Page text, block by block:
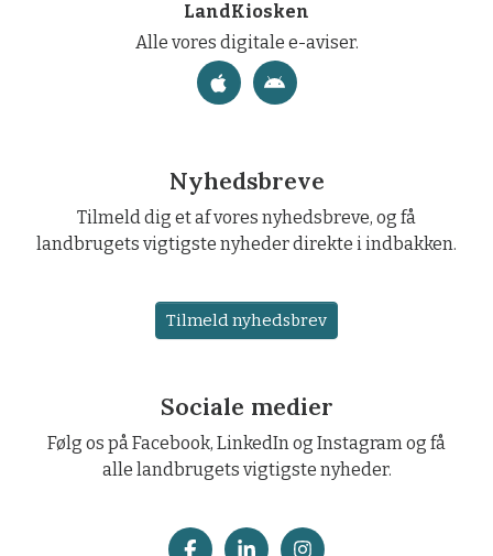
LandKiosken
Alle vores digitale e-aviser.
Nyhedsbreve
Tilmeld dig et af vores nyhedsbreve, og få
landbrugets vigtigste nyheder direkte i indbakken.
Tilmeld nyhedsbrev
Sociale medier
Følg os på Facebook, LinkedIn og Instagram og få
alle landbrugets vigtigste nyheder.